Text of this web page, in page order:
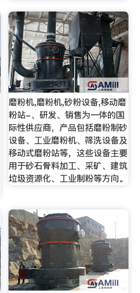
磨粉机,磨粉机,砂粉设备,移动磨
粉站-、研发、销售为一体的国
际性供应商，产品包括磨粉制砂
设备、工业磨粉机、筛洗设备及
移动式磨粉站等，这些设备主要
用于砂石骨料加工、采矿、建筑
垃圾资源化、工业制粉等方向。